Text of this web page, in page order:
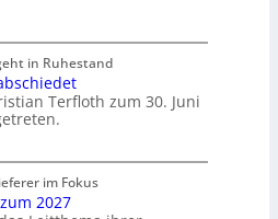
in Ruhestand
Terfloth zum 30. Juni
im Fokus
2027